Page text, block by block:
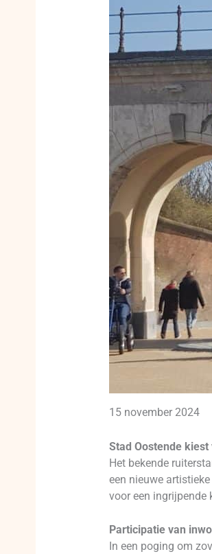
15 november 2024
Stad Oostende
Het bekende
een nieuwe
voor een ingrijpende
Participatie van
In een poging om